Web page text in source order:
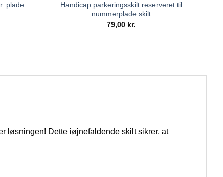
plade
Handicap parkeringsskilt reserveret til
nummerplade skilt
79,00 kr.
løsningen! Dette iøjnefaldende skilt sikrer, at